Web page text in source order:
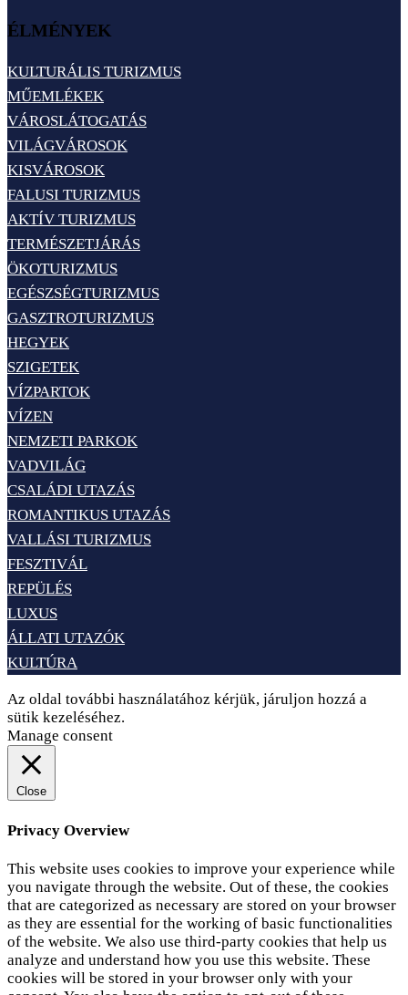
ÉLMÉNYEK
KULTURÁLIS TURIZMUS
MŰEMLÉKEK
VÁROSLÁTOGATÁS
VILÁGVÁROSOK
KISVÁROSOK
FALUSI TURIZMUS
AKTÍV TURIZMUS
TERMÉSZETJÁRÁS
ÖKOTURIZMUS
EGÉSZSÉGTURIZMUS
GASZTROTURIZMUS
HEGYEK
SZIGETEK
VÍZPARTOK
VÍZEN
NEMZETI PARKOK
VADVILÁG
CSALÁDI UTAZÁS
ROMANTIKUS UTAZÁS
VALLÁSI TURIZMUS
FESZTIVÁL
REPÜLÉS
LUXUS
ÁLLATI UTAZÓK
KULTÚRA
Az oldal további használatához kérjük, járuljon hozzá a
sütik kezeléséhez.
Manage consent
Close
Privacy Overview
This website uses cookies to improve your experience while
you navigate through the website. Out of these, the cookies
that are categorized as necessary are stored on your browser
as they are essential for the working of basic functionalities
of the website. We also use third-party cookies that help us
analyze and understand how you use this website. These
cookies will be stored in your browser only with your